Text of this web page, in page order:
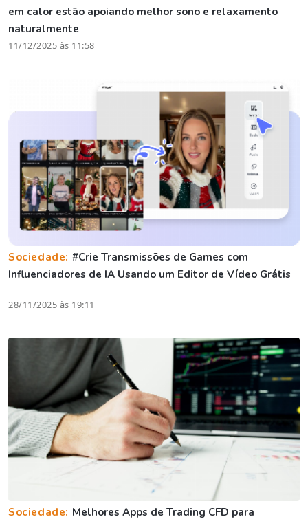
em calor estão apoiando melhor sono e relaxamento
naturalmente
11/12/2025 às 11:58
Sociedade: #Crie Transmissões de Games com
Influenciadores de IA Usando um Editor de Vídeo Grátis
28/11/2025 às 19:11
Sociedade: Melhores Apps de Trading CFD para